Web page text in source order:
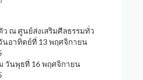
ว ณ ศูนย์ส่งเสริมศีลธรรมทั่ว
นอาทิตย์ที่ 13 พฤศจิกายน
วันพุธที่ 16 พฤศจิกายน